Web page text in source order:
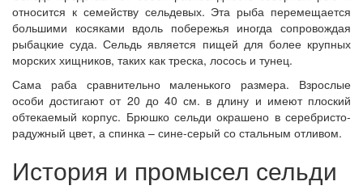
относится к семейству сельдевых. Эта рыба перемещается
большими косяками вдоль побережья иногда сопровождая
рыбацкие суда. Сельдь является пищей для более крупных
морских хищников, таких как треска, лосось и тунец.
Сама раба сравнительно маленького размера. Взрослые
особи достигают от 20 до 40 см. в длину и имеют плоский
обтекаемый корпус. Брюшко сельди окрашено в серебристо-
радужный цвет, а спинка – сине-серый со стальным отливом.
История и промысел сельди